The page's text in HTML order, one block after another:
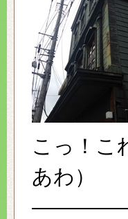
こっ！こ
あわ）